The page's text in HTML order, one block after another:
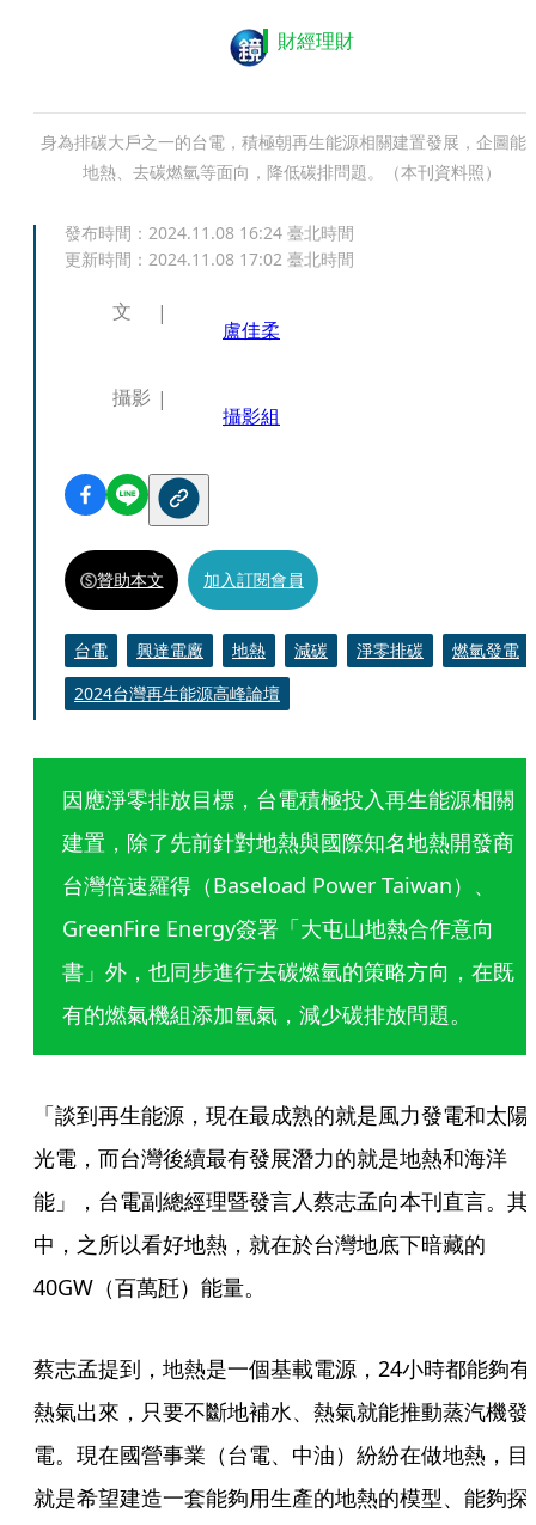
財經理財
身為排碳大戶之一的台電，積極朝再生能源相關建置發展，企圖能
地熱、去碳燃氫等面向，降低碳排問題。（本刊資料照）
發布時間： 2024.11.08 16:24 臺北時間
更新時間： 2024.11.08 17:02 臺北時間
文
盧佳柔
攝影
攝影組
贊助本文 加入訂閱會員
台電 興達電廠 地熱 減碳 淨零排碳
燃氫發電
2024台灣再生能源高峰論壇
因應淨零排放目標，台電積極投入再生能源相關
建置，除了先前針對地熱與國際知名地熱開發商
台灣倍速羅得（Baseload Power Taiwan）、
GreenFire Energy簽署「大屯山地熱合作意向
書」外，也同步進行去碳燃氫的策略方向，在既
有的燃氣機組添加氫氣，減少碳排放問題。
「談到再生能源，現在最成熟的就是風力發電和太陽
光電，而台灣後續最有發展潛力的就是地熱和海洋
能」，台電副總經理暨發言人蔡志孟向本刊直言。其
中，之所以看好地熱，就在於台灣地底下暗藏的
40GW（百萬瓩）能量。
蔡志孟提到，地熱是一個基載電源，24小時都能夠有
熱氣出來，只要不斷地補水、熱氣就能推動蒸汽機發
電。現在國營事業（台電、中油）紛紛在做地熱，目
就是希望建造一套能夠用生產的地熱的模型、能夠探